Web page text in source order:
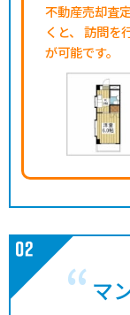
不動産売却査
くと、
訪問を
が可能です。
マ